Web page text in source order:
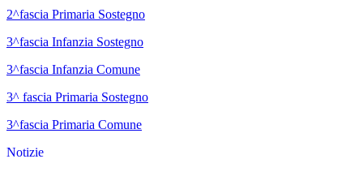
2^fascia Primaria Sostegno
3^fascia Infanzia Sostegno
3^fascia Infanzia Comune
3^ fascia Primaria Sostegno
3^fascia Primaria Comune
Notizie